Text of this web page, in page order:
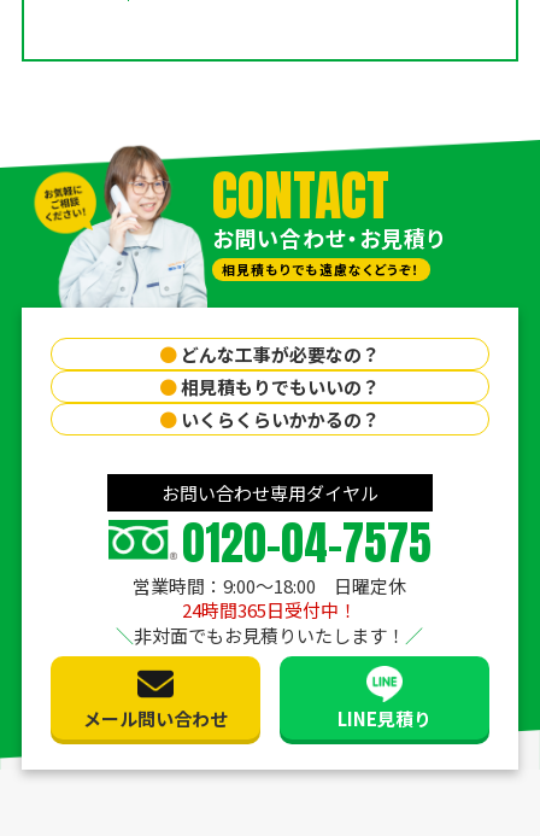
CONTACT
お問い合わせ・お見積り
相見積もりでも遠慮なくどうぞ！
● どんな工事が必要なの？
●相見積もりでもいいの？
● いくらくらいかかるの？
お問い合わせ専用ダイヤル
0120-04-7575
営業時間：9:00〜18:00 日曜定休
24時間365日受付中！
非対面でもお見積りいたします！
メール問い合わせ LINE見積り